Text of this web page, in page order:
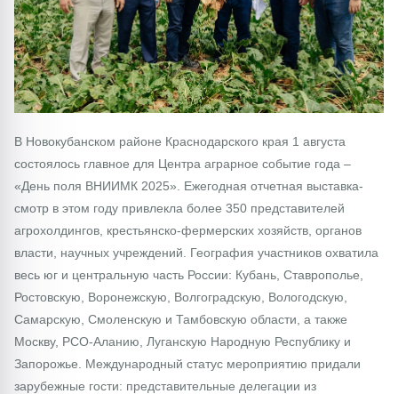
В Новокубанском районе Краснодарского края 1 августа
состоялось главное для Центра аграрное событие года –
«День поля ВНИИМК 2025». Ежегодная отчетная выставка-
смотр в этом году привлекла более 350 представителей
агрохолдингов, крестьянско-фермерских хозяйств, органов
власти, научных учреждений. География участников охватила
весь юг и центральную часть России: Кубань, Ставрополье,
Ростовскую, Воронежскую, Волгоградскую, Вологодскую,
Самарскую, Смоленскую и Тамбовскую области, а также
Москву, РСО-Аланию, Луганскую Народную Республику и
Запорожье. Международный статус мероприятию придали
зарубежные гости: представительные делегации из